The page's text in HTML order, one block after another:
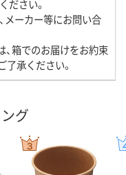
ださい。
メーカー等にお問い合
、箱でのお届けをお約束
承ください。
グ